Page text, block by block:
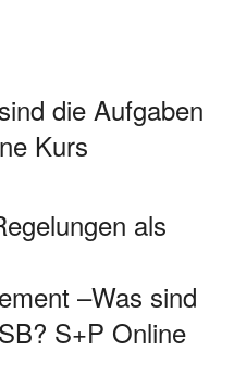
die Aufgaben
Kurs
als
–Was sind
S+P Online